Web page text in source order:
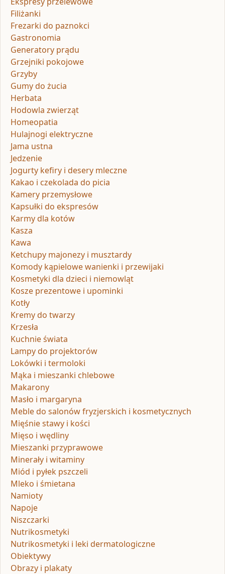
Filiżanki
Frezarki do paznokci
Gastronomia
Generatory prądu
Grzejniki pokojowe
Grzyby
Gumy do żucia
Herbata
Hodowla zwierząt
Homeopatia
Hulajnogi elektryczne
Jama ustna
Jedzenie
Jogurty kefiry i desery mleczne
Kakao i czekolada do picia
Kamery przemysłowe
Kapsułki do ekspresów
Karmy dla kotów
Kasza
Kawa
Ketchupy majonezy i musztardy
Komody kąpielowe wanienki i przewijaki
Kosmetyki dla dzieci i niemowląt
Kosze prezentowe i upominki
Kotły
Kremy do twarzy
Krzesła
Kuchnie świata
Lampy do projektorów
Lokówki i termoloki
Mąka i mieszanki chlebowe
Makarony
Masło i margaryna
Meble do salonów fryzjerskich i kosmetycznych
Mięśnie stawy i kości
Mięso i wędliny
Mieszanki przyprawowe
Minerały i witaminy
Miód i pyłek pszczeli
Mleko i śmietana
Namioty
Napoje
Niszczarki
Nutrikosmetyki
Nutrikosmetyki i leki dermatologiczne
Obiektywy
Obrazy i plakaty